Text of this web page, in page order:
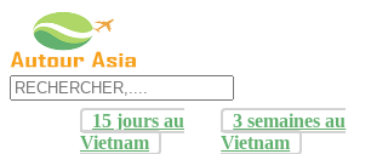
15 jours au
Vietnam
3 semaines au
Vietnam